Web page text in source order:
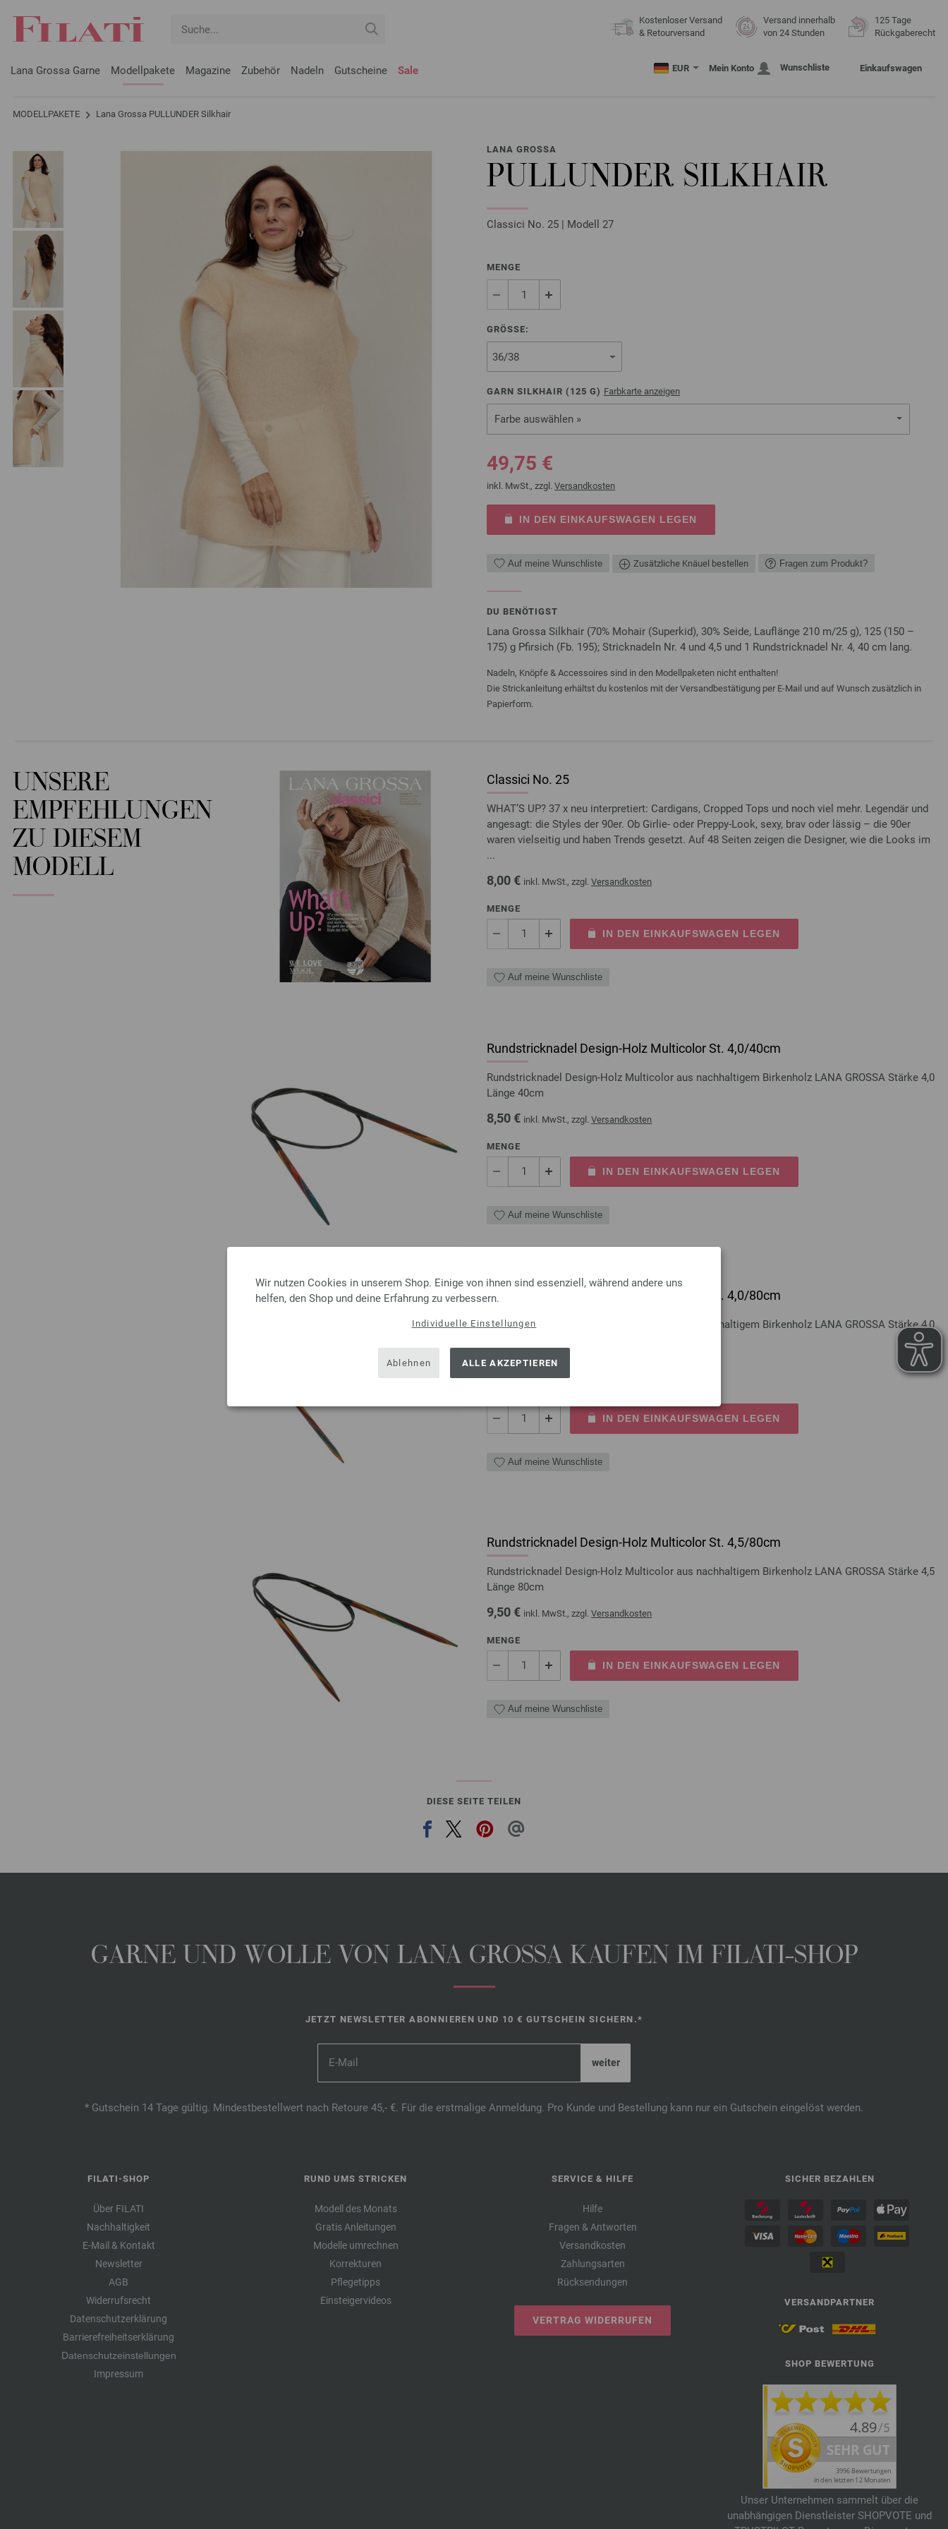
Wir nutzen Cookies in unserem Shop. Einige von ihnen sind essenziell, während andere uns
helfen, den Shop und deine Erfahrung zu verbessern.
Individuelle Einstellungen
Ablehnen ALLE AKZEPTIEREN
Kostenloser Versand
& Retourversand
Versand innerhalb
von 24 Stunden
125 Tage
Rückgaberecht
Lana Grossa Garne Modellpakete Magazine Zubehör Nadeln Gutscheine Sale EUR Mein Konto Wunschliste Einkaufswagen
MODELLPAKETE Lana Grossa PULLUNDER Silkhair
LANA GROSSA
PULLUNDER SILKHAIR
Classici No. 25 | Modell 27
MENGE
GRÖSSE:
GARN SILKHAIR ( 125 G) Farbkarte anzeigen
Farbe auswählen »
49,75 €
inkl. MwSt., zzgl. Versandkosten
IN DEN EINKAUFSWAGEN LEGEN
Auf meine Wunschliste Zusätzliche Knäuel bestellen Fragen zum Produkt?
DU BENÖTIGST
Lana Grossa Silkhair (70% Mohair (Superkid), 30% Seide, Lauflänge 210 m/25 g), 125 (150 –
175) g Pfirsich (Fb. 195); Stricknadeln Nr. 4 und 4,5 und 1 Rundstricknadel Nr. 4, 40 cm lang.
Nadeln, Knöpfe & Accessoires sind in den Modellpaketen nicht enthalten!
Die Strickanleitung erhältst du kostenlos mit der Versandbestätigung per E-Mail und auf Wunsch zusätzlich in
Papierform.
UNSERE
EMPFEHLUNGEN
ZU DIESEM
MODELL
Classici No. 25
WHAT’S UP? 37 x neu interpretiert: Cardigans, Cropped Tops und noch viel mehr. Legendär und
angesagt: die Styles der 90er. Ob Girlie- oder Preppy-Look, sexy, brav oder lässig – die 90er
waren vielseitig und haben Trends gesetzt. Auf 48 Seiten zeigen die Designer, wie die Looks im
...
8,00 € inkl. MwSt., zzgl. Versandkosten
MENGE
IN DEN EINKAUFSWAGEN LEGEN
Auf meine Wunschliste
Rundstricknadel Design-Holz Multicolor St. 4,0/40cm
Rundstricknadel Design-Holz Multicolor aus nachhaltigem Birkenholz LANA GROSSA Stärke 4,0
Länge 40cm
8,50 € inkl. MwSt., zzgl. Versandkosten
MENGE
IN DEN EINKAUFSWAGEN LEGEN
Auf meine Wunschliste
Rundstricknadel Design-Holz Multicolor St. 4,0/80cm
Rundstricknadel Design-Holz Multicolor aus nachhaltigem Birkenholz LANA GROSSA Stärke 4,0
8,50 € inkl. MwSt., zzgl.
IN DEN EINKAUFSWAGEN LEGEN
Auf meine Wunschliste
Rundstricknadel Design-Holz Multicolor St. 4,5/80cm
Rundstricknadel Design-Holz Multicolor aus nachhaltigem Birkenholz LANA GROSSA Stärke 4,5
Länge 80cm
9,50 € inkl. MwSt., zzgl. Versandkosten
MENGE
IN DEN EINKAUFSWAGEN LEGEN
Auf meine Wunschliste
DIESE SEITE TEILEN
GARNE UND WOLLE VON LANA GROSSA KAUFEN IM FILATI-SHOP
JETZT NEWSLETTER ABONNIEREN UND 10 € GUTSCHEIN SICHERN.*
* Gutschein 14 Tage gültig. Mindestbestellwert nach Retoure 45,- €. Für die erstmalige Anmeldung. Pro Kunde und Bestellung kann nur ein Gutschein eingelöst werden.
FILATI-SHOP
Über FILATI
Nachhaltigkeit
E-Mail & Kontakt
Newsletter
AGB
Widerrufsrecht
Datenschutzerklärung
Barrierefreiheitserklärung
Datenschutzeinstellungen
Impressum
RUND UMS STRICKEN
Modell des Monats
Gratis Anleitungen
Modelle umrechnen
Korrekturen
Pflegetipps
Einsteigervideos
SERVICE & HILFE
Hilfe
Fragen & Antworten
Versandkosten
Zahlungsarten
Rücksendungen
VERTRAG WIDERRUFEN
SICHER BEZAHLEN
VERSANDPARTNER
SHOP BEWERTUNG
Unser Unternehmen sammelt über die
unabhängigen Dienstleister SHOPVOTE und